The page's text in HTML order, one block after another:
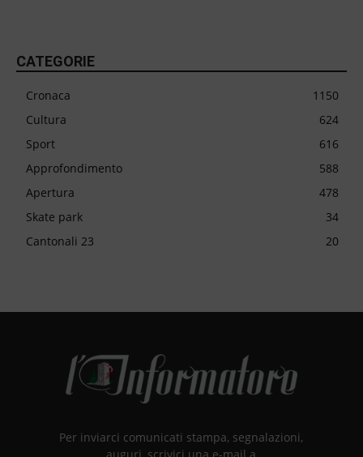
CATEGORIE
Cronaca
1150
Cultura
624
Sport
616
Approfondimento
588
Apertura
478
Skate park
34
Cantonali 23
20
Per inviarci comunicati stampa, segnalazioni,